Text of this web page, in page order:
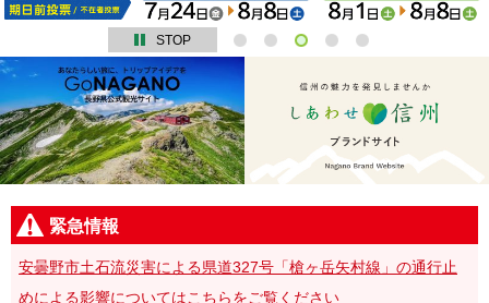
STOP
緊急情報
安曇野市土石流災害による県道327号「槍ヶ岳矢村線」の通行止
めによる影響についてはこちらをご覧ください